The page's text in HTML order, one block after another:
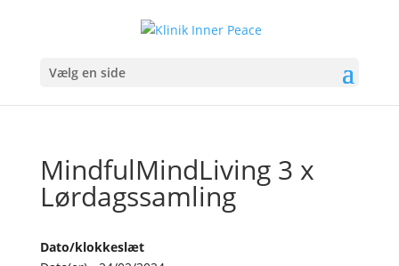
Vælg en side
MindfulMindLiving 3 x
Lørdagssamling
Dato/klokkeslæt